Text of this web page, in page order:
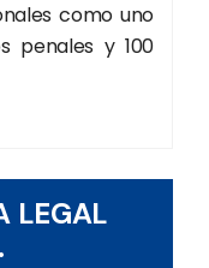
como uno
penales y 100
LEGAL